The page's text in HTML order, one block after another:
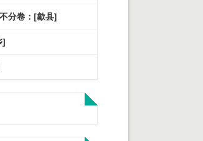
分卷：[歙县]
]